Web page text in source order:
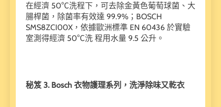
在經濟 50℃洗程下，可去除金黃色葡萄球菌、大
腸桿菌，除菌率有效達 99.9%；BOSCH
SMS8ZCI00X，依據歐洲標準 EN 60436 於實驗
室測得經濟 50℃洗 程用水量 9.5 公升。
秘笈 3. Bosch 衣物護理系列，洗淨除味又乾衣